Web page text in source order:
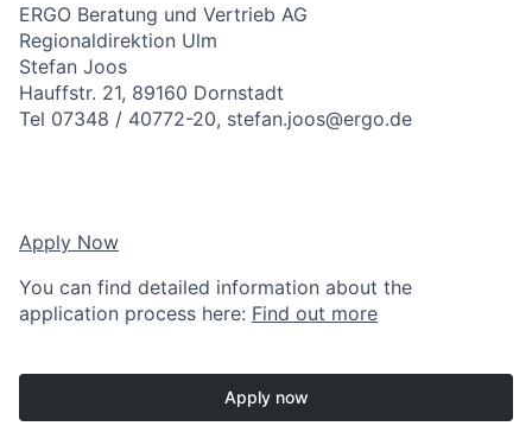
ERGO Beratung und Vertrieb AG
Regionaldirektion Ulm
Stefan Joos
Hauffstr. 21, 89160 Dornstadt
Tel 07348 / 40772-20, stefan.joos@ergo.de
Apply Now
You can find detailed information about the
application process here: Find out more
Apply now